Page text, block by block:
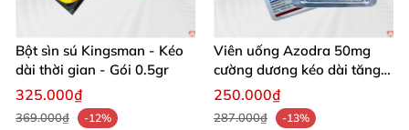
Bột sìn sú Kingsman - Kéo
dài thời gian - Gói 0.5gr
325.000₫
369.000₫
-12%
Viên uống Azodra 50mg
cường dương kéo dài tăng
sinh lý nam
250.000₫
287.000₫
-13%